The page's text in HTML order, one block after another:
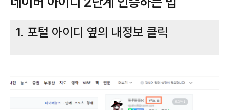
1. 포털 아이디 옆의 내정보 클릭